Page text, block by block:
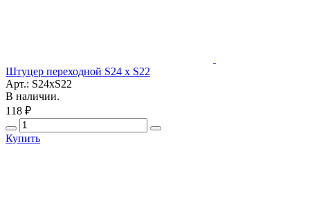
Штуцер переходной S24 x S22
Арт.: S24xS22
В наличии.
118 ₽
Купить